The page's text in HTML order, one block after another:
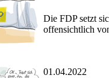
Die FDP setzt
offensichtlich
01.04.2022